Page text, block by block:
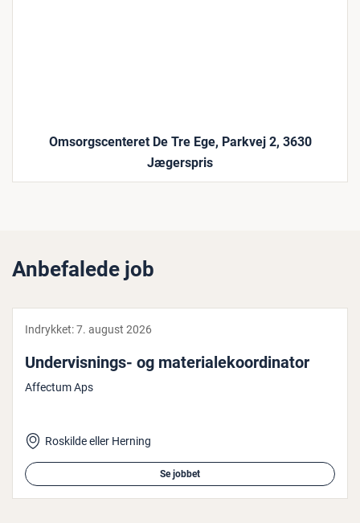
Omsorgscenteret De Tre Ege, Parkvej 2, 3630
Jægerspris
Anbefalede job
Indrykket:7. august 2026
Un­der­vis­nings- og ma­te­ri­a­le­ko­or­di­na­tor
Affectum Aps
Roskilde eller Herning
Se jobbet